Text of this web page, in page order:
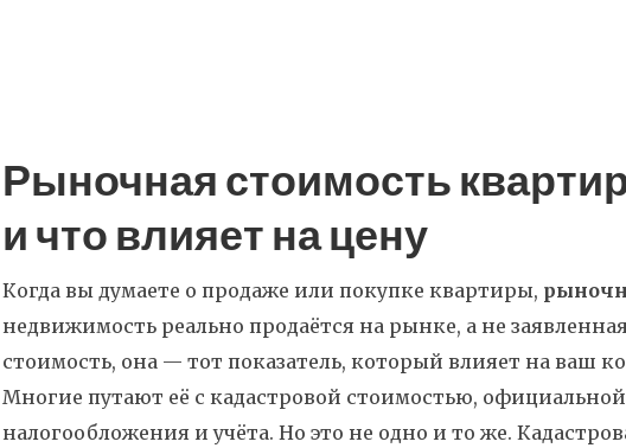
Рыночная стоимость
и что влияет на цену
Когда вы думаете о продаже или покупке квартиры,
недвижимость реально продаётся на рынке, а не
стоимость, она — тот показатель, который влияет на ваш
Многие путают её с кадастровой стоимостью, официальной
налогообложения и учёта. Но это не одно и то же.